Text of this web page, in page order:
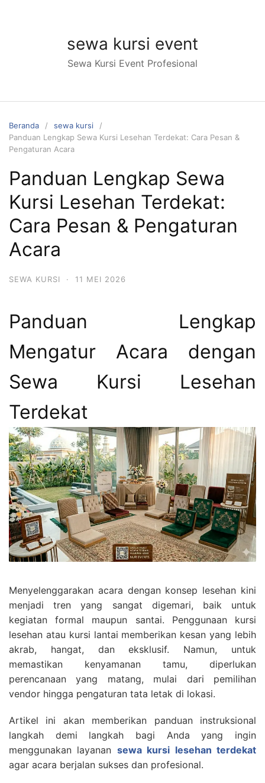
sewa kursi event
Sewa Kursi Event Profesional
Beranda
sewa kursi
Panduan Lengkap Sewa Kursi Lesehan Terdekat: Cara Pesan &
Pengaturan Acara
Panduan Lengkap Sewa
Kursi Lesehan Terdekat:
Cara Pesan & Pengaturan
Acara
SEWA KURSI · 11 MEI 2026
Panduan Lengkap
Mengatur Acara dengan
Sewa Kursi Lesehan
Terdekat
Menyelenggarakan acara dengan konsep lesehan kini
menjadi tren yang sangat digemari, baik untuk
kegiatan formal maupun santai. Penggunaan kursi
lesehan atau kursi lantai memberikan kesan yang lebih
akrab, hangat, dan eksklusif. Namun, untuk
memastikan kenyamanan tamu, diperlukan
perencanaan yang matang, mulai dari pemilihan
vendor hingga pengaturan tata letak di lokasi.
Artikel ini akan memberikan panduan instruksional
langkah demi langkah bagi Anda yang ingin
menggunakan layanan sewa kursi lesehan terdekat
agar acara berjalan sukses dan profesional.